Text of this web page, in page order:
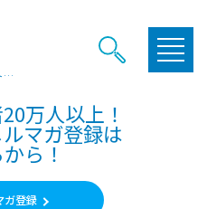
OBC360°は企業のあらゆる業務をサポートするヒントやお役立ち情報をご提供しています
万人以上！
マガ登録は
ら！
ガ登録